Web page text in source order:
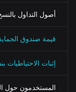
أصول التداول
قيمة صندوق
إثبات الاحتياطيات بنسبة
المستخدمون حول